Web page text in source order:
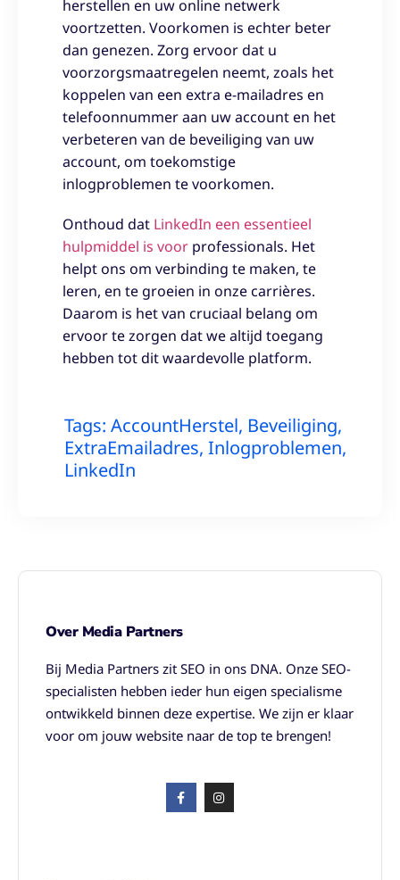
herstellen en uw online netwerk
voortzetten. Voorkomen is echter beter
dan genezen. Zorg ervoor dat u
voorzorgsmaatregelen neemt, zoals het
koppelen van een extra e-mailadres en
telefoonnummer aan uw account en het
verbeteren van de beveiliging van uw
account, om toekomstige
inlogproblemen te voorkomen.
Onthoud dat LinkedIn een essentieel
hulpmiddel is voor professionals. Het
helpt ons om verbinding te maken, te
leren, en te groeien in onze carrières.
Daarom is het van cruciaal belang om
ervoor te zorgen dat we altijd toegang
hebben tot dit waardevolle platform.
Tags: AccountHerstel, Beveiliging,
ExtraEmailadres, Inlogproblemen,
LinkedIn
Over Media Partners
Bij Media Partners zit SEO in ons DNA. Onze SEO-
specialisten hebben ieder hun eigen specialisme
ontwikkeld binnen deze expertise. We zijn er klaar
voor om jouw website naar de top te brengen!